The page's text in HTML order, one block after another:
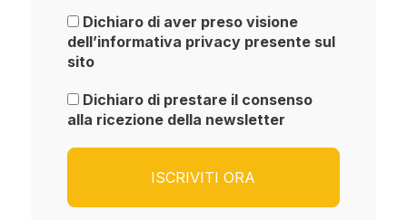
Dichiaro di aver preso visione
dell’informativa privacy presente sul
sito
Dichiaro di prestare il consenso
alla ricezione della newsletter